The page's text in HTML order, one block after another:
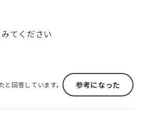
てください
と回答しています。 参考になった